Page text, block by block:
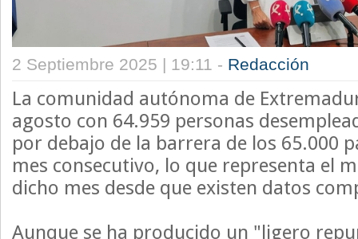
2 Septiembre 2025 | 19:11 - Redacción
La comunidad autónoma de
agosto con 64.959 personas
por debajo de la barrera de los 65.000
mes consecutivo, lo que representa el
dicho mes desde que existen datos
Aunque se ha producido un "ligero